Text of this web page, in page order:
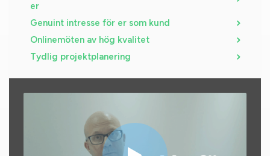
er
Genuint intresse för er som kund
Onlinemöten av hög kvalitet
Tydlig projektplanering